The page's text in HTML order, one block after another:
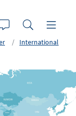
International